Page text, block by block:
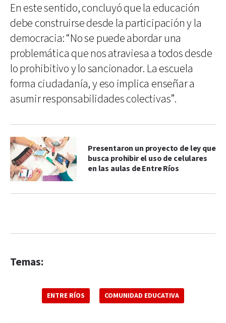
En este sentido, concluyó que la educación
debe construirse desde la participación y la
democracia: “No se puede abordar una
problemática que nos atraviesa a todos desde
lo prohibitivo y lo sancionador. La escuela
forma ciudadanía, y eso implica enseñar a
asumir responsabilidades colectivas”.
Presentaron un proyecto de ley que
busca prohibir el uso de celulares
en las aulas de Entre Ríos
Temas:
ENTRE RÍOS COMUNIDAD EDUCATIVA